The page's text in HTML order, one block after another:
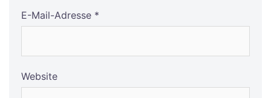
E-Mail-Adresse *
Website